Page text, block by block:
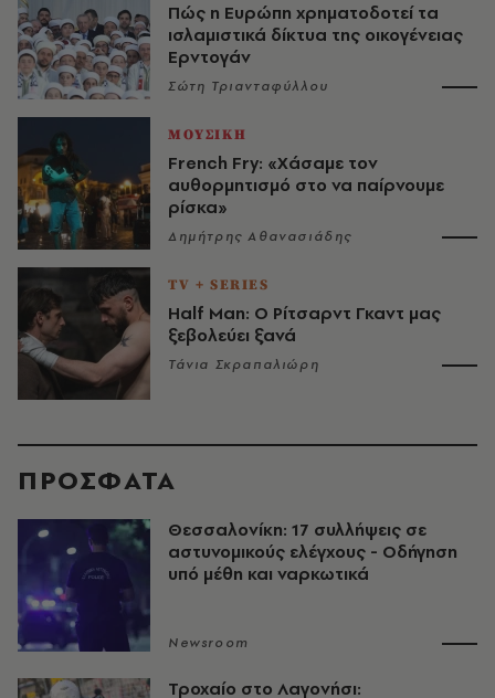
Πώς η Ευρώπη χρηματοδοτεί τα
ισλαμιστικά δίκτυα της οικογένειας
Ερντογάν
Σώτη Τριανταφύλλου
ΜΟΥΣΙΚΗ
French Fry: «Χάσαμε τον
αυθορμητισμό στο να παίρνουμε
ρίσκα»
Δημήτρης Αθανασιάδης
TV + SERIES
Half Man: Ο Ρίτσαρντ Γκαντ μας
ξεβολεύει ξανά
Τάνια Σκραπαλιώρη
ΠΡΟΣΦΑΤΑ
Θεσσαλονίκη: 17 συλλήψεις σε
αστυνομικούς ελέγχους - Οδήγηση
υπό μέθη και ναρκωτικά
Newsroom
Τροχαίο στο Λαγονήσι: